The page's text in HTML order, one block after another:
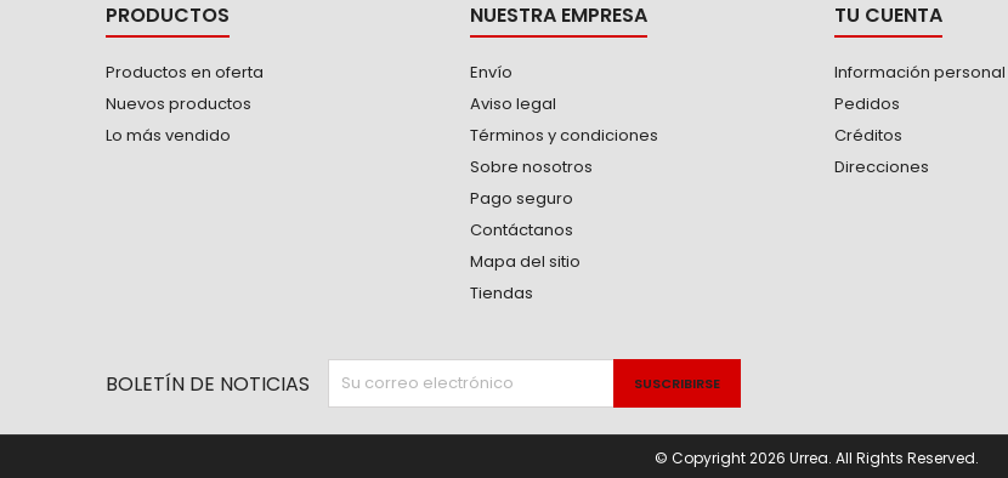
PRODUCTOS
Productos en oferta
Nuevos productos
Lo más vendido
NUESTRA EMPRESA
Envío
Aviso legal
Términos y condiciones
Sobre nosotros
Pago seguro
Contáctanos
Mapa del sitio
Tiendas
TU CUENTA
Información personal
Pedidos
Créditos
Direcciones
BOLETÍN DE NOTICIAS
© Copyright 2026 Urrea. All Rights Reserved.